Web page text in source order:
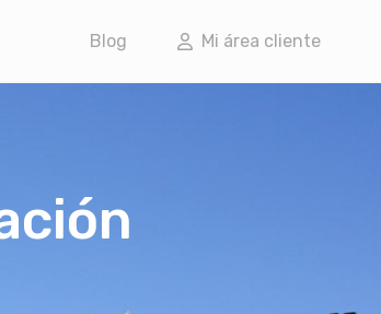
Blog Mi área cliente